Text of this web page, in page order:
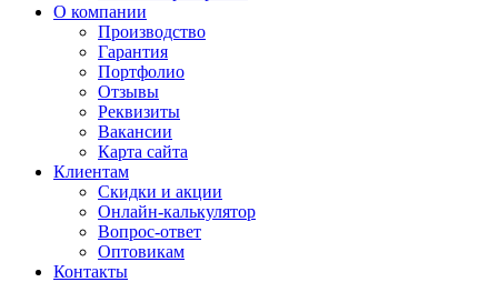
О компании
Производство
Гарантия
Портфолио
Отзывы
Реквизиты
Вакансии
Карта сайта
Клиентам
Скидки и акции
Онлайн-калькулятор
Вопрос-ответ
Оптовикам
Контакты